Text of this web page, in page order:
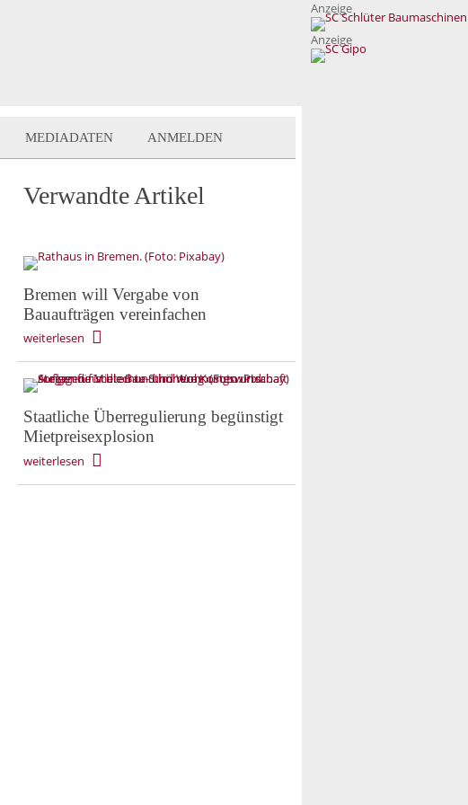
Anzeige
Anzeige
MEDIADATEN ANMELDEN
Verwandte Artikel
Bremen will Vergabe von
Bauaufträgen vereinfachen
weiterlesen
Staatliche Überregulierung begünstigt
Mietpreisexplosion
weiterlesen